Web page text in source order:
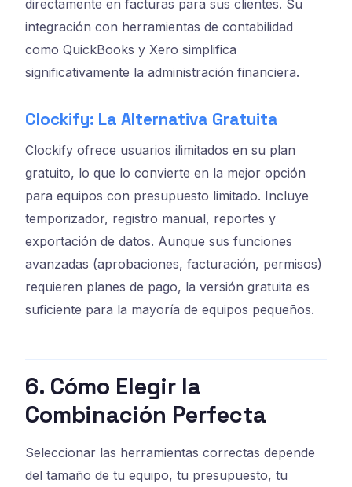
directamente en facturas para sus clientes. Su
integración con herramientas de contabilidad
como QuickBooks y Xero simplifica
significativamente la administración financiera.
Clockify: La Alternativa Gratuita
Clockify ofrece usuarios ilimitados en su plan
gratuito, lo que lo convierte en la mejor opción
para equipos con presupuesto limitado. Incluye
temporizador, registro manual, reportes y
exportación de datos. Aunque sus funciones
avanzadas (aprobaciones, facturación, permisos)
requieren planes de pago, la versión gratuita es
suficiente para la mayoría de equipos pequeños.
6. Cómo Elegir la
Combinación Perfecta
Seleccionar las herramientas correctas depende
del tamaño de tu equipo, tu presupuesto, tu